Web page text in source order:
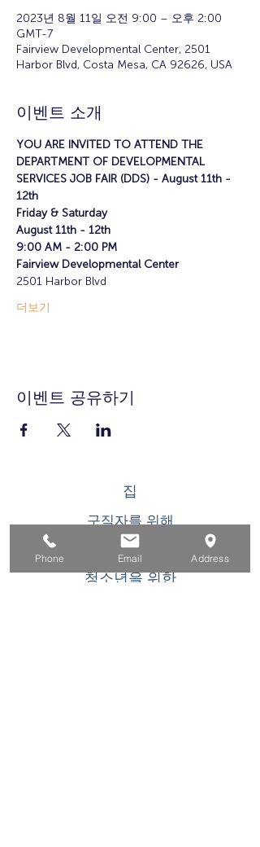
2023년 8월 11일 오전 9:00 – 오후 2:00
GMT-7
Fairview Developmental Center, 2501
Harbor Blvd, Costa Mesa, CA 92626, USA
이벤트 소개
YOU ARE INVITED TO ATTEND THE
DEPARTMENT OF DEVELOPMENTAL
SERVICES JOB FAIR (DDS) - August 11th -
12th
Friday & Saturday
August 11th - 12th
9:00 AM - 2:00 PM
Fairview Developmental Center
2501 Harbor Blvd
더보기
이벤트 공유하기
집
구직자를 위해
기업용
청소년을 위한
Phone Email Address